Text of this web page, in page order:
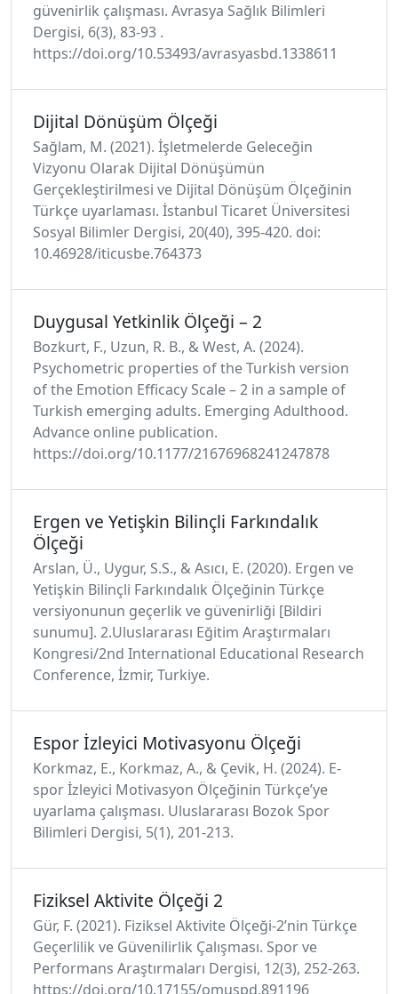
güvenirlik çalışması. Avrasya Sağlık Bilimleri
Dergisi, 6(3), 83-93 .
https://doi.org/10.53493/avrasyasbd.1338611
Dijital Dönüşüm Ölçeği
Sağlam, M. (2021). İşletmelerde Geleceğin
Vizyonu Olarak Dijital Dönüşümün
Gerçekleştirilmesi ve Dijital Dönüşüm Ölçeğinin
Türkçe uyarlaması. İstanbul Ticaret Üniversitesi
Sosyal Bilimler Dergisi, 20(40), 395-420. doi:
10.46928/iticusbe.764373
Duygusal Yetkinlik Ölçeği – 2
Bozkurt, F., Uzun, R. B., & West, A. (2024).
Psychometric properties of the Turkish version
of the Emotion Efficacy Scale – 2 in a sample of
Turkish emerging adults. Emerging Adulthood.
Advance online publication.
https://doi.org/10.1177/21676968241247878
Ergen ve Yetişkin Bilinçli Farkındalık
Ölçeği
Arslan, Ü., Uygur, S.S., & Asıcı, E. (2020). Ergen ve
Yetişkin Bilinçli Farkındalık Ölçeğinin Türkçe
versiyonunun geçerlik ve güvenirliği [Bildiri
sunumu]. 2.Uluslararası Eğitim Araştırmaları
Kongresi/2nd International Educational Research
Conference, İzmir, Turkiye.
Espor İzleyici Motivasyonu Ölçeği
Korkmaz, E., Korkmaz, A., & Çevik, H. (2024). E-
spor İzleyici Motivasyon Ölçeğinin Türkçe’ye
uyarlama çalışması. Uluslararası Bozok Spor
Bilimleri Dergisi, 5(1), 201-213.
Fiziksel Aktivite Ölçeği 2
Gür, F. (2021). Fiziksel Aktivite Ölçeği-2’nin Türkçe
Geçerlilik ve Güvenilirlik Çalışması. Spor ve
Performans Araştırmaları Dergisi, 12(3), 252-263.
https://doi.org/10.17155/omuspd.891196